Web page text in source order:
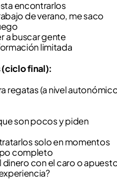
encontrarlos
de verano, me saco
a buscar gente
limitada
final):
regatas (a nivel
son pocos y piden
solo en momentos
completo
dinero con el caro o